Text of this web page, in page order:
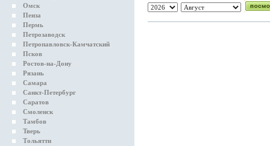
Омск
Пенза
Пермь
Петрозаводск
Петропавловск-Камчатский
Псков
Ростов-на-Дону
Рязань
Самара
Санкт-Петербург
Саратов
Смоленск
Тамбов
Тверь
Тольятти